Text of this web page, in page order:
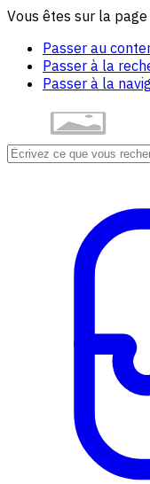
Vous êtes sur la
Passer au
Passer à la
Passer à la